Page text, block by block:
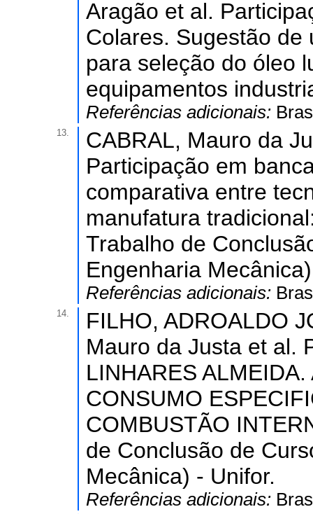
Aragão et al.
Colares. Sugestão
para seleção do óleo
equipamentos
Referências adicionais:
13.
CABRAL, Mauro da
Participação em
comparativa entre
manufatura
Trabalho de
Engenharia
Referências adicionais:
14.
FILHO, ADROALDO
Mauro da Justa et al.
LINHARES
CONSUMO
COMBUSTÃO
de Conclusão de
Mecânica) - Unifor.
Referências adicionais: